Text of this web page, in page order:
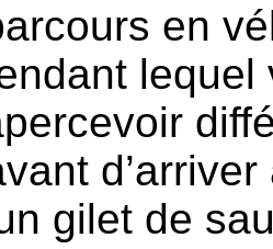
en
gilet de